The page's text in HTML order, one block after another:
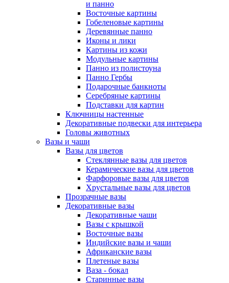
и панно
Восточные картины
Гобеленовые картины
Деревянные панно
Иконы и лики
Картины из кожи
Модульные картины
Панно из полистоуна
Панно Гербы
Подарочные банкноты
Серебряные картины
Подставки для картин
Ключницы настенные
Декоративные подвески для интерьера
Головы животных
Вазы и чаши
Вазы для цветов
Стеклянные вазы для цветов
Керамические вазы для цветов
Фарфоровые вазы для цветов
Хрустальные вазы для цветов
Прозрачные вазы
Декоративные вазы
Декоративные чаши
Вазы с крышкой
Восточные вазы
Индийские вазы и чаши
Африканские вазы
Плетеные вазы
Ваза - бокал
Старинные вазы